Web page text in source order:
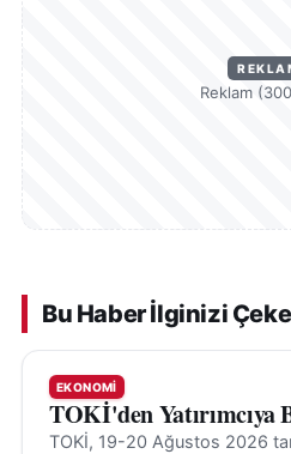
Reklam
Bu Haber İlginizi
EKONOMI
TOKİ'den Yatırımcıya
TOKİ, 19-20 Ağustos 2026